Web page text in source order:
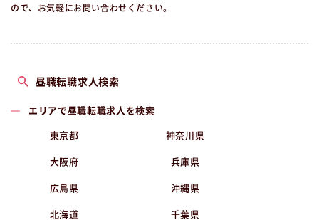
ので、お気軽にお問い合わせください。
昼職転職求人検索
エリアで昼職転職求人を検索
東京都 神奈川県
大阪府 兵庫県
広島県 沖縄県
北海道 千葉県